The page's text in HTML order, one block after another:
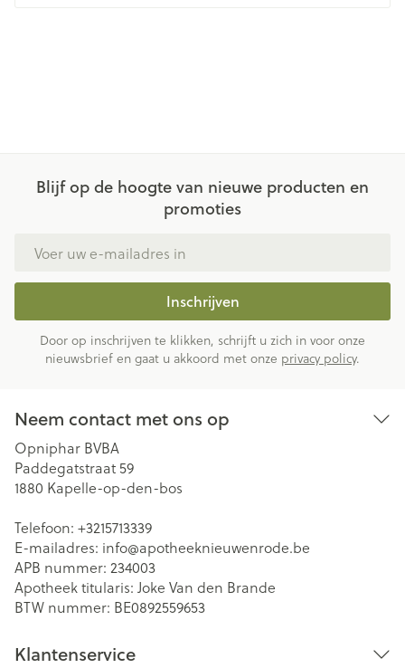
Blijf op de hoogte van nieuwe producten en
promoties
Inschrijven
Door op inschrijven te klikken, schrijft u zich in voor onze
nieuwsbrief en gaat u akkoord met onze privacy policy.
Neem contact met ons op
Opniphar BVBA
Paddegatstraat 59
1880 Kapelle-op-den-bos
Telefoon: +3215713339
E-mailadres: info@apotheeknieuwenrode.be
APB nummer: 234003
Apotheek titularis: Joke Van den Brande
BTW nummer: BE0892559653
Klantenservice